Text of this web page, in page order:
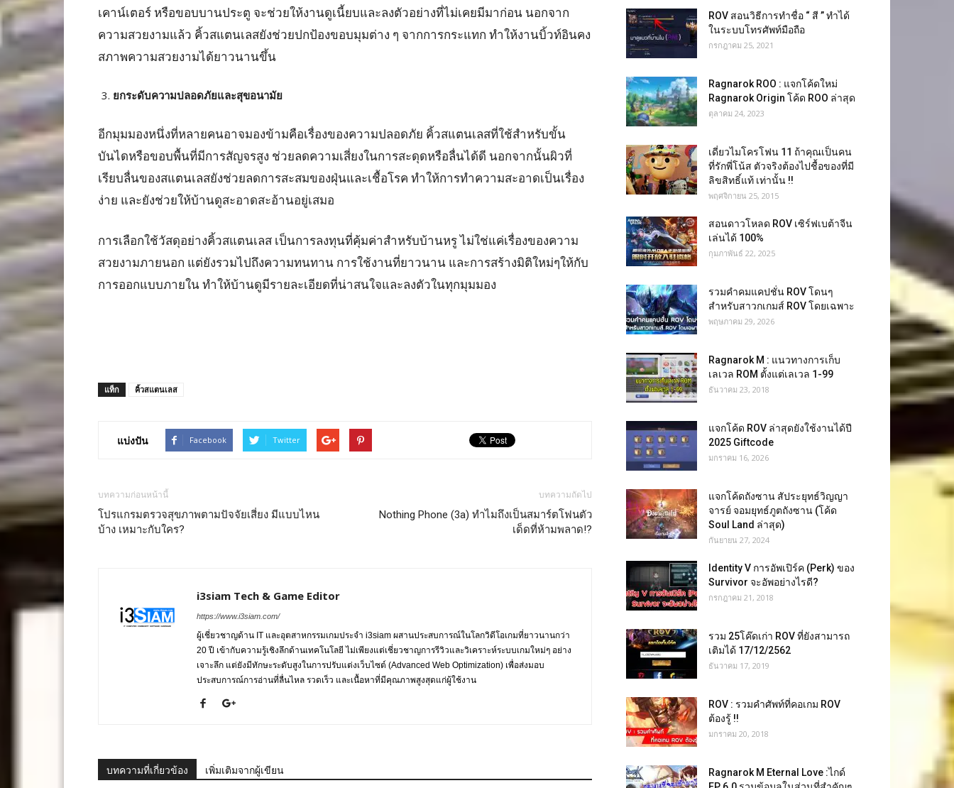
เคาน์เตอร์ หรือขอบบานประตู จะช่วยให้งานดูเนี้ยบและลงตัวอย่างที่ไม่เคยมีมาก่อน นอกจาก
ความสวยงามแล้ว คิ้วสแตนเลสยังช่วยปกป้องขอบมุมต่าง ๆ จากการกระแทก ทำให้งานบิ้วท์อินคง
สภาพความสวยงามได้ยาวนานขึ้น
ยกระดับความปลอดภัยและสุขอนามัย
อีกมุมมองหนึ่งที่หลายคนอาจมองข้ามคือเรื่องของความปลอดภัย คิ้วสแตนเลสที่ใช้สำหรับขั้น
บันไดหรือขอบพื้นที่มีการสัญจรสูง ช่วยลดความเสี่ยงในการสะดุดหรือลื่นได้ดี นอกจากนั้นผิวที่
เรียบลื่นของสแตนเลสยังช่วยลดการสะสมของฝุ่นและเชื้อโรค ทำให้การทำความสะอาดเป็นเรื่อง
ง่าย และยังช่วยให้บ้านดูสะอาดสะอ้านอยู่เสมอ
การเลือกใช้วัสดุอย่างคิ้วสแตนเลส เป็นการลงทุนที่คุ้มค่าสำหรับบ้านหรู ไม่ใช่แค่เรื่องของความ
สวยงามภายนอก แต่ยังรวมไปถึงความทนทาน การใช้งานที่ยาวนาน และการสร้างมิติใหม่ๆให้กับ
การออกแบบภายใน ทำให้บ้านดูมีรายละเอียดที่น่าสนใจและลงตัวในทุกมุมมอง
แท็ก คิ้วสแตนเลส
แบ่งปัน Facebook Twitter
บทความก่อนหน้านี้
โปรแกรมตรวจสุขภาพตามปัจจัยเสี่ยง มีแบบไหน
บ้าง เหมาะกับใคร?
บทความถัดไป
Nothing Phone (3a) ทำไมถึงเป็นสมาร์ตโฟนตัว
เด็ดที่ห้ามพลาด!?
i3siam Tech & Game Editor
https://www.i3siam.com/
ผู้เชี่ยวชาญด้าน IT และอุตสาหกรรมเกมประจำ i3siam ผสานประสบการณ์ในโลกวิดีโอเกมที่ยาวนานกว่า
20 ปี เข้ากับความรู้เชิงลึกด้านเทคโนโลยี ไม่เพียงแต่เชี่ยวชาญการรีวิวและวิเคราะห์ระบบเกมใหม่ๆ อย่าง
เจาะลึก แต่ยังมีทักษะระดับสูงในการปรับแต่งเว็บไซต์ (Advanced Web Optimization) เพื่อส่งมอบ
ประสบการณ์การอ่านที่ลื่นไหล รวดเร็ว และเนื้อหาที่มีคุณภาพสูงสุดแก่ผู้ใช้งาน
บทความที่เกี่ยวข้อง เพิ่มเติมจากผู้เขียน
ROV สอนวิธีการทำชื่อ “ สี ” ทำได้
ในระบบโทรศัพท์มือถือ
กรกฎาคม 25, 2021
Ragnarok ROO : แจกโค้ดใหม่
Ragnarok Origin โค้ด ROO ล่าสุด
ตุลาคม 24, 2023
เดี่ยวไมโครโฟน 11 ถ้าคุณเป็นคน
ที่รักพี่โน้ส ตัวจริงต้องไปชื้อของที่มี
ลิขสิทธิ์แท้ เท่านั้น !!
พฤศจิกายน 25, 2015
สอนดาวโหลด ROV เซิร์ฟเบต้าจีน
เล่นได้ 100%
กุมภาพันธ์ 22, 2025
รวมคำคมแคปชั่น ROV โดนๆ
สำหรับสาวกเกมส์ ROV โดยเฉพาะ
พฤษภาคม 29, 2026
Ragnarok M : แนวทางการเก็บ
เลเวล ROM ตั้งแต่เลเวล 1-99
ธันวาคม 23, 2018
แจกโค้ด ROV ล่าสุดยังใช้งานได้ปี
2025 Giftcode
มกราคม 16, 2026
แจกโค้ดถังซาน สัประยุทธ์วิญญา
จารย์ จอมยุทธ์ภูตถังซาน (โค้ด
Soul Land ล่าสุด)
กันยายน 27, 2024
Identity V การอัพเปิร์ค (Perk) ของ
Survivor จะอัพอย่างไรดี?
กรกฎาคม 21, 2018
รวม 25โค๊ดเก่า ROV ที่ยังสามารถ
เติมได้ 17/12/2562
ธันวาคม 17, 2019
ROV : รวมคำศัพท์ที่คอเกม ROV
ต้องรู้ !!
มกราคม 20, 2018
Ragnarok M Eternal Love :ไกด์